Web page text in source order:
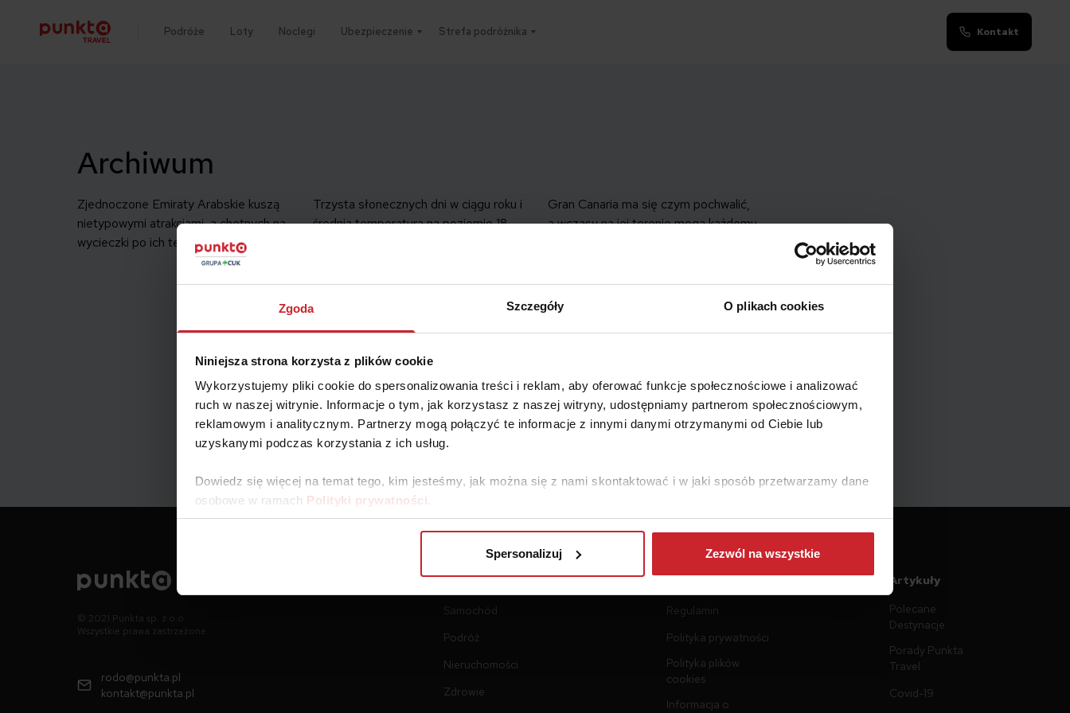
Zgoda Szczegóły O plikach cookies
Niniejsza strona korzysta z plików cookie
Wykorzystujemy pliki cookie do spersonalizowania treści i reklam, aby oferować funkcje społecznościowe i analizować
ruch w naszej witrynie. Informacje o tym, jak korzystasz z naszej witryny, udostępniamy partnerom społecznościowym,
reklamowym i analitycznym. Partnerzy mogą połączyć te informacje z innymi danymi otrzymanymi od Ciebie lub
uzyskanymi podczas korzystania z ich usług.
Dowiedz się więcej na temat tego, kim jesteśmy, jak można się z nami skontaktować i w jaki sposób przetwarzamy dane
osobowe w ramach Polityki prywatności
Spersonalizuj Zezwól na wszystkie
Podróże Loty Noclegi Ubezpieczenie Strefa podróżnika Kontakt
Archiwum
Zjednoczone Emiraty Arabskie kuszą
nietypowymi atrakcjami, a chętnych na
wycieczki po ich terenie […]
Trzysta słonecznych dni w ciągu roku i
średnia temperatura na poziomie 18
w fantastyczne krajobrazy i
Gran Canaria ma się czym pochwalić,
a wczasy na jej terenie mogą każdemu
© 2021 Punkta sp. z o.o.
Wszystkie prawa zastrzeżone
rodo@punkta.pl
kontakt@punkta.pl
Ubezpieczenia
Samochód
Podróż
Nieruchomości
Zdrowie
Dokumentacja
Regulamin
Polityka prywatności
Polityka plików
cookies
Informacja o
Artykuły
Polecane
Destynacje
Porady Punkta
Travel
Covid-19